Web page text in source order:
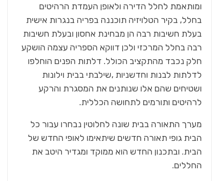
ומותאמת לחלל הדירה ולאופן העמדת הרהיטים
בחלל, בקיר הטלויזיה תוכננה בפריה בנגרות אישית
בעלת חשיבות רבה הן מבחינת אחסון ובעלת חשיבות
רבה בחלל המרכזי ולכן דווקא הספריה עצמה הושקע
חלק נכבד מהתקציב הכולל. דלתות הפנים הוחלפו
לדלתות לבנות וחדשניות ,שילבתי בבית וילונות
ושטיחים שהם אלו שנותנים את המסגרת והרקע
לרהיטים ותורמים לתחושה הכללית.
מערך התאורה בבית שונה לחלוטין נבחרו עבור כל
הבית גופי תאורה חדשים שיתאימו לאופי החדש של
הבית. ובתכנון החדש הוא ממוקד ומגדיר היטב את
החללים.